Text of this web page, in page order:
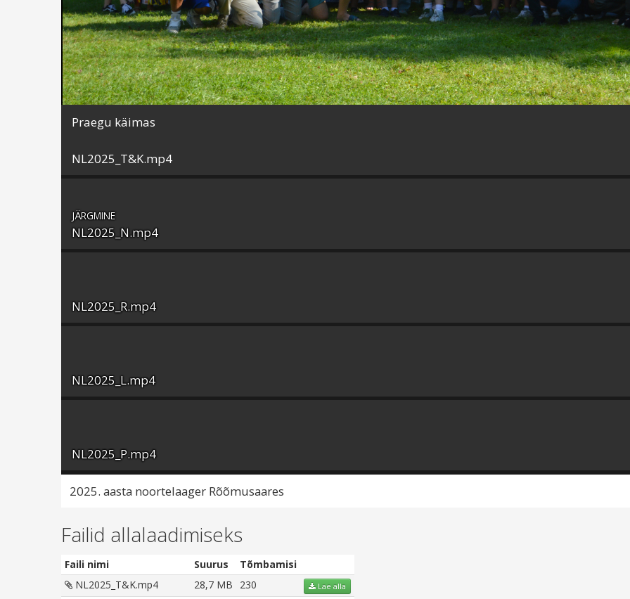
Praegu käimas
NL2025_T&K.mp4
JÄRGMINE
NL2025_N.mp4
NL2025_R.mp4
NL2025_L.mp4
NL2025_P.mp4
2025. aasta noortelaager Rõõmusaares
Failid allalaadimiseks
Faili nimi Suurus
Tõmbamisi
NL2025_T&K.mp4
28,7 MB 230 Lae alla